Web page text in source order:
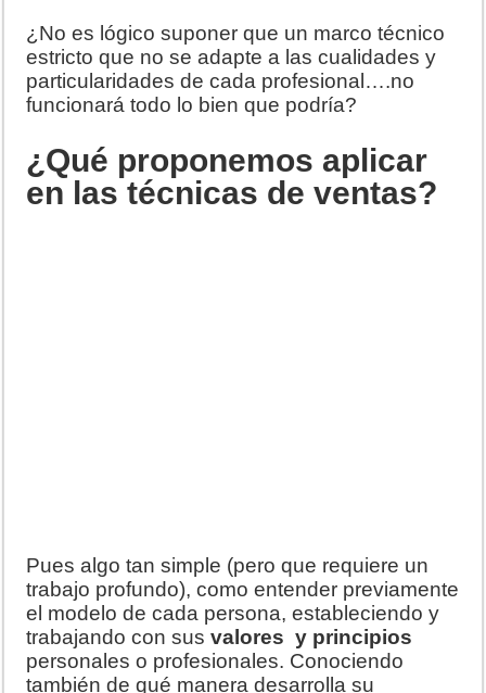
¿No es lógico suponer que un marco técnico
estricto que no se adapte a las cualidades y
particularidades de cada profesional….no
funcionará todo lo bien que podría?
¿Qué proponemos aplicar
en lastécnicas de ventas?
Pues algo tan simple (pero que requiere un
trabajo profundo), como entender previamente
el modelo de cada persona, estableciendo y
trabajando con susvalores y principios
personales o profesionales. Conociendo
también de qué manera desarrolla su